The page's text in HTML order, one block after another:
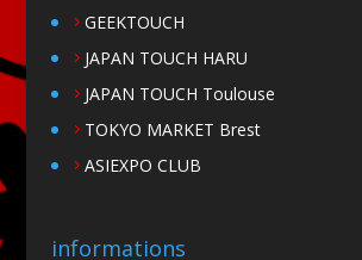
GEEKTOUCH
JAPAN TOUCH HARU
JAPAN TOUCH Toulouse
TOKYO MARKET Brest
ASIEXPO CLUB
informations